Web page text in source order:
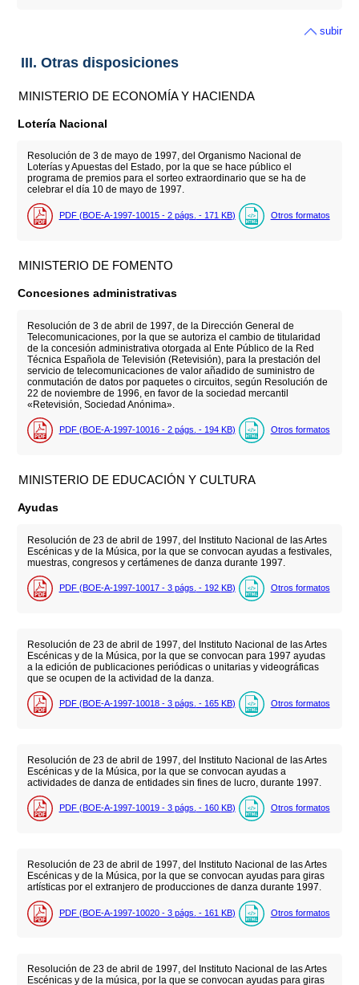
subir
III. Otras disposiciones
MINISTERIO DE ECONOMÍA Y HACIENDA
Lotería Nacional
Resolución de 3 de mayo de 1997, del Organismo Nacional de
Loterías y Apuestas del Estado, por la que se hace público el
programa de premios para el sorteo extraordinario que se ha de
celebrar el día 10 de mayo de 1997.
PDF (BOE-A-1997-10015 - 2 págs. - 171 KB) Otros formatos
MINISTERIO DE FOMENTO
Concesiones administrativas
Resolución de 3 de abril de 1997, de la Dirección General de
Telecomunicaciones, por la que se autoriza el cambio de titularidad
de la concesión administrativa otorgada al Ente Público de la Red
Técnica Española de Televisión (Retevisión), para la prestación del
servicio de telecomunicaciones de valor añadido de suministro de
conmutación de datos por paquetes o circuitos, según Resolución de
22 de noviembre de 1996, en favor de la sociedad mercantil
«Retevisión, Sociedad Anónima».
PDF (BOE-A-1997-10016 - 2 págs. - 194 KB) Otros formatos
MINISTERIO DE EDUCACIÓN Y CULTURA
Ayudas
Resolución de 23 de abril de 1997, del Instituto Nacional de las Artes
Escénicas y de la Música, por la que se convocan ayudas a festivales,
muestras, congresos y certámenes de danza durante 1997.
PDF (BOE-A-1997-10017 - 3 págs. - 192 KB) Otros formatos
Resolución de 23 de abril de 1997, del Instituto Nacional de las Artes
Escénicas y de la Música, por la que se convocan para 1997 ayudas
a la edición de publicaciones periódicas o unitarias y videográficas
que se ocupen de la actividad de la danza.
PDF (BOE-A-1997-10018 - 3 págs. - 165 KB) Otros formatos
Resolución de 23 de abril de 1997, del Instituto Nacional de las Artes
Escénicas y de la Música, por la que se convocan ayudas a
actividades de danza de entidades sin fines de lucro, durante 1997.
PDF (BOE-A-1997-10019 - 3 págs. - 160 KB) Otros formatos
Resolución de 23 de abril de 1997, del Instituto Nacional de las Artes
Escénicas y de la Música, por la que se convocan ayudas para giras
artísticas por el extranjero de producciones de danza durante 1997.
PDF (BOE-A-1997-10020 - 3 págs. - 161 KB) Otros formatos
Resolución de 23 de abril de 1997, del Instituto Nacional de las Artes
Escénicas y de la música, por la que se convocan ayudas para giras